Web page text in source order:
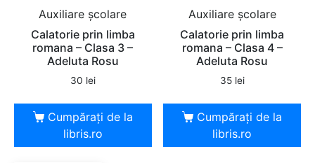
Auxiliare şcolare
Calatorie prin limba
romana – Clasa 3 –
Adeluta Rosu
30 lei
Cumpărați de la
libris.ro
Auxiliare şcolare
Calatorie prin limba
romana – Clasa 4 –
Adeluta Rosu
35 lei
Cumpărați de la
libris.ro